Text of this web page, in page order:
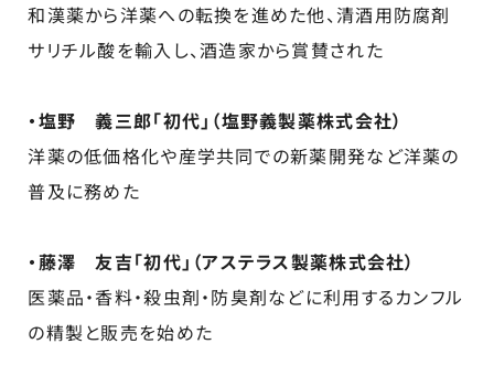
和漢薬から洋薬への転換を進めた他、清酒用防腐剤
サリチル酸を輸入し、酒造家から賞賛された
・塩野 義三郎「初代」（塩野義製薬株式会社）
洋薬の低価格化や産学共同での新薬開発など洋薬の
普及に務めた
・藤澤 友吉「初代」（アステラス製薬株式会社）
医薬品・香料・殺虫剤・防臭剤などに利用するカンフル
の精製と販売を始めた